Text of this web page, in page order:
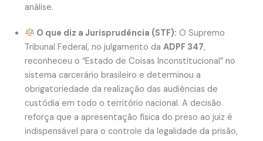
análise.
O que diz a Jurisprudência (STF): O Supremo
Tribunal Federal, no julgamento daADPF 347,
reconheceu o “Estado de Coisas Inconstitucional” no
sistema carcerário brasileiro e determinou a
obrigatoriedade da realização das audiências de
custódia em todo o território nacional. A decisão
reforça que a apresentação física do preso ao juiz é
indispensável para o controle da legalidade da prisão,